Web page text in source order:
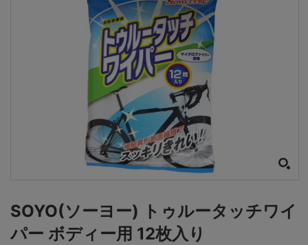
SOYO(ソーヨー) トゥルータッチワイ
パー ボディー用 12枚入り